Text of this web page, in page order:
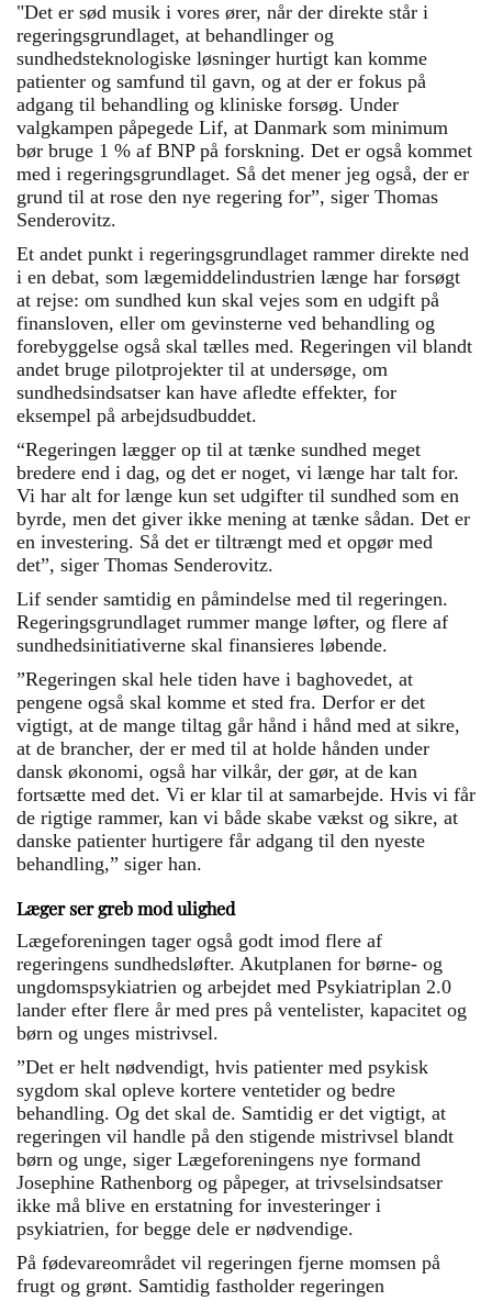
"Det er sød musik i vores ører, når der direkte står i
regeringsgrundlaget, at behandlinger og
sundhedsteknologiske løsninger hurtigt kan komme
patienter og samfund til gavn, og at der er fokus på
adgang til behandling og kliniske forsøg. Under
valgkampen påpegede Lif, at Danmark som minimum
bør bruge 1 % af BNP på forskning. Det er også kommet
med i regeringsgrundlaget. Så det mener jeg også, der er
grund til at rose den nye regering for”, siger Thomas
Senderovitz.
Et andet punkt i regeringsgrundlaget rammer direkte ned
i en debat, som lægemiddelindustrien længe har forsøgt
at rejse: om sundhed kun skal vejes som en udgift på
finansloven, eller om gevinsterne ved behandling og
forebyggelse også skal tælles med. Regeringen vil blandt
andet bruge pilotprojekter til at undersøge, om
sundhedsindsatser kan have afledte effekter, for
eksempel på arbejdsudbuddet.
“Regeringen lægger op til at tænke sundhed meget
bredere end i dag, og det er noget, vi længe har talt for.
Vi har alt for længe kun set udgifter til sundhed som en
byrde, men det giver ikke mening at tænke sådan. Det er
en investering. Så det er tiltrængt med et opgør med
det”, siger Thomas Senderovitz.
Lif sender samtidig en påmindelse med til regeringen.
Regeringsgrundlaget rummer mange løfter, og flere af
sundhedsinitiativerne skal finansieres løbende.
”Regeringen skal hele tiden have i baghovedet, at
pengene også skal komme et sted fra. Derfor er det
vigtigt, at de mange tiltag går hånd i hånd med at sikre,
at de brancher, der er med til at holde hånden under
dansk økonomi, også har vilkår, der gør, at de kan
fortsætte med det. Vi er klar til at samarbejde. Hvis vi får
de rigtige rammer, kan vi både skabe vækst og sikre, at
danske patienter hurtigere får adgang til den nyeste
behandling,” siger han.
Læger ser greb mod ulighed
Lægeforeningen tager også godt imod flere af
regeringens sundhedsløfter. Akutplanen for børne- og
ungdomspsykiatrien og arbejdet med Psykiatriplan 2.0
lander efter flere år med pres på ventelister, kapacitet og
børn og unges mistrivsel.
”Det er helt nødvendigt, hvis patienter med psykisk
sygdom skal opleve kortere ventetider og bedre
behandling. Og det skal de. Samtidig er det vigtigt, at
regeringen vil handle på den stigende mistrivsel blandt
børn og unge, siger Lægeforeningens nye formand
Josephine Rathenborg og påpeger, at trivselsindsatser
ikke må blive en erstatning for investeringer i
psykiatrien, for begge dele er nødvendige.
På fødevareområdet vil regeringen fjerne momsen på
frugt og grønt. Samtidig fastholder regeringen